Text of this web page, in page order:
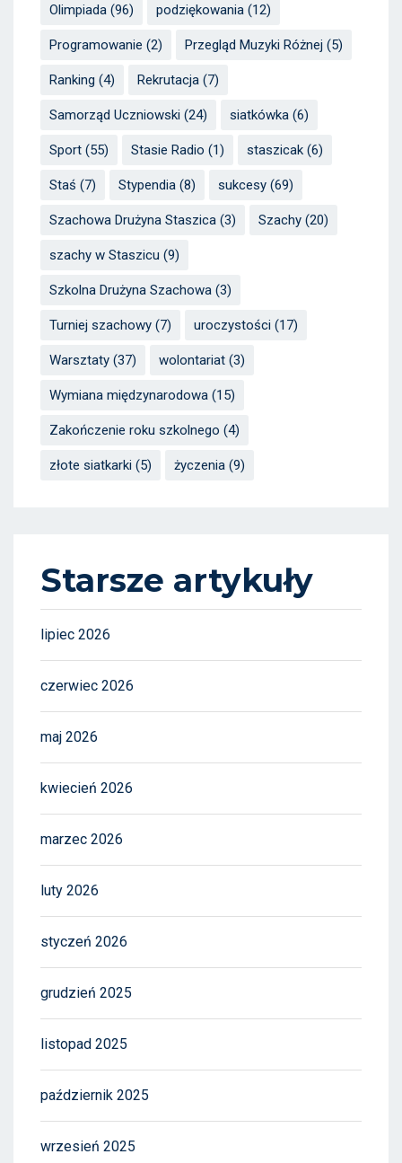
Olimpiada (96) podziękowania (12)
Programowanie (2) Przegląd Muzyki Różnej (5)
Ranking (4) Rekrutacja (7)
Samorząd Uczniowski (24) siatkówka (6)
Sport (55) Stasie Radio (1) staszicak (6)
Staś (7) Stypendia (8) sukcesy (69)
Szachowa Drużyna Staszica (3) Szachy (20)
szachy w Staszicu (9)
Szkolna Drużyna Szachowa (3)
Turniej szachowy (7) uroczystości (17)
Warsztaty (37) wolontariat (3)
Wymiana międzynarodowa (15)
Zakończenie roku szkolnego (4)
złote siatkarki (5) życzenia (9)
Starsze artykuły
lipiec 2026
czerwiec 2026
maj 2026
kwiecień 2026
marzec 2026
luty 2026
styczeń 2026
grudzień 2025
listopad 2025
październik 2025
wrzesień 2025